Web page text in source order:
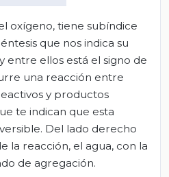
oxígeno, tiene subíndice
que nos indica su
entre ellos está el signo de
una reacción entre
y productos
te indican que esta
Del lado derecho
la reacción, el agua, con la
de agregación.